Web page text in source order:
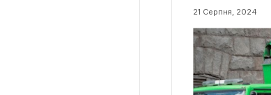
21 Серпня, 2024